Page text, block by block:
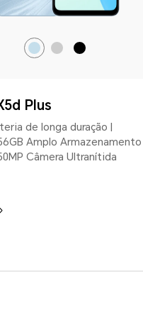
TidalMeteorMidnight
Plus
de longa duração |
Amplo Armazenamento
Câmera Ultranítida